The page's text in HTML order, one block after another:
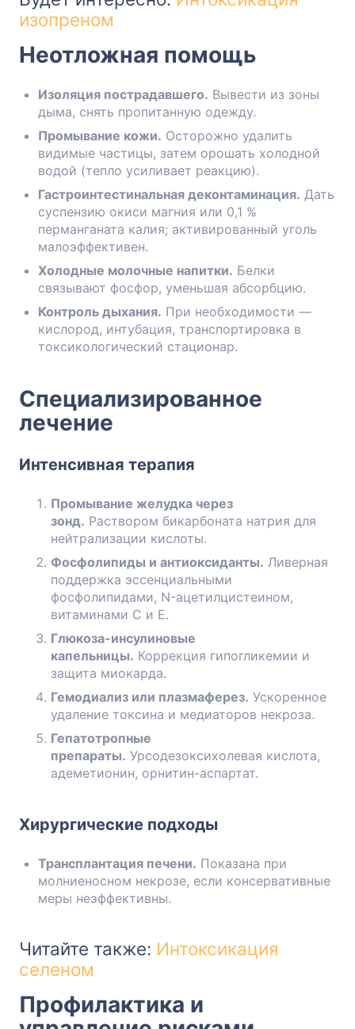
изопреном
Неотложная помощь
Изоляция пострадавшего. Вывести из зоны
дыма, снять пропитанную одежду.
Промывание кожи. Осторожно удалить
видимые частицы, затем орошать холодной
водой (тепло усиливает реакцию).
Гастро­интестинальная деконтаминация. Дать
суспензию окиси магния или 0,1 %
перманганата калия; активированный уголь
малоэффективен.
Холодные молочные напитки. Белки
связывают фосфор, уменьшая абсорбцию.
Контроль дыхания. При необходимости —
кислород, интубация, транспортировка в
токсикологический стационар.
Специализированное
лечение
Интенсивная терапия
Промывание желудка через
зонд. Раствором бикарбоната натрия для
нейтрализации кислоты.
Фосфолипиды и антиоксиданты. Ливерная
поддержка эссенциальными
фосфолипидами, N-ацетилцистеином,
витаминами C и E.
Глюкоза-инсулиновые
капельницы. Коррекция гипогликемии и
защита миокарда.
Гемодиализ или плазмаферез. Ускоренное
удаление токсина и медиаторов некроза.
Гепатотропные
препараты. Урсодезоксихолевая кислота,
адеметионин, орнитин-аспартат.
Хирургические подходы
Трансплантация печени. Показана при
молниеносном некрозе, если консервативные
меры неэффективны.
Читайте также: Интоксикация
селеном
Профилактика и